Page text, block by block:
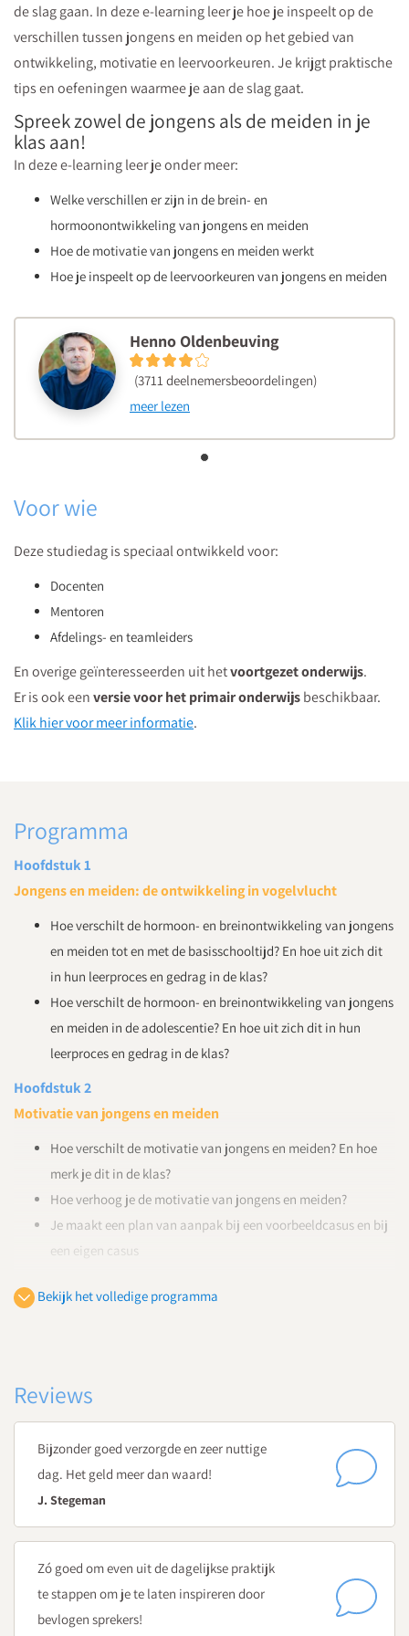
motivatie,
leer
je in
deze
microlearning
aan
de slag gaan. In deze e-learning leer je hoe je inspeelt op de
verschillen tussen jongens en meiden op het gebied van
ontwikkeling, motivatie en leervoorkeuren. Je krijgt praktische
tips en oefeningen waarmee je aan de slag gaat.
Spreek zowel de jongens als de meiden in je
klas aan!
In deze e-learning leer je onder meer:
Welke verschillen er zijn in de brein- en
hormoonontwikkeling van jongens en meiden
Hoe de motivatie van jongens en meiden werkt
Hoe je inspeelt op de leervoorkeuren van jongens en meiden
Henno Oldenbeuving
(3711 deelnemersbeoordelingen)
meer lezen
Voor wie
Deze studiedag is speciaal ontwikkeld voor:
Docenten
Mentoren
Afdelings- en teamleiders
En overige geïnteresseerden uit hetvoortgezet onderwijs.
Er is ook eenversie voor het primair onderwijsbeschikbaar.
Klik hier voor meer informatie.
Programma
Hoofdstuk 1
Jongens en meiden: de ontwikkeling in vogelvlucht
Hoe verschilt de hormoon- en breinontwikkeling van jongens
en meiden tot en met de basisschooltijd? En hoe uit zich dit
in hun leerproces en gedrag in de klas?
Hoe verschilt de hormoon- en breinontwikkeling van jongens
en meiden in de adolescentie? En hoe uit zich dit in hun
leerproces en gedrag in de klas?
Hoofdstuk 2
Motivatie van jongens en meiden
Hoe verschilt de motivatie van jongens en meiden? En hoe
merk je dit in de klas?
Hoe verhoog je de motivatie van jongens en meiden?
Je maakt een plan van aanpak bij een voorbeeldcasus en bij
een eigen casus
Hoofdstuk 3
Leervoorkeuren van jongens en meiden
Hoe ondersteun je de leervoorkeuren van jongens en meiden?
Wat is de motiverende kracht van games? En hoe vertaal je
de 5 gameprincipes naar je lespraktijk?
Bekijk het volledige programma
Reviews
Bijzonder goed verzorgde en zeer nuttige
dag. Het geld meer dan waard!
J. Stegeman
Zó goed om even uit de dagelijkse praktijk
te stappen om je te laten inspireren door
bevlogen sprekers!